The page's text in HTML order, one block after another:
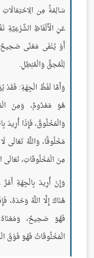
سَالِمَةٌ مِن
عَنِ الْأَلْفَاظِ الشَّرْعِيَّةِ
أَوْ يُنْفَى مَعْنًى
لِلْمُحِقِّ وَالْمُبْطِلِ.
وَأَمَّا لَفْظُ الْجِهَةِ: فَقَدْ
هُوَ مَعْدُومٌ، وَمِنَ
وَالْمَخْلُوقُ، فَإِذَا أُرِيدَ
مَخْلُوقًا، وَاللَّهُ
مِنَ الْمَخْلُوقَاتِ، تَعَالَى
وَإِنْ أُرِيدَ بِالْجِهَةِ
هُنَاكَ إِلَّا اللَّهُ وَحْدَهُ،
فَهُوَ صَحِيحٌ،
الْمَخْلُوقَاتُ فَهُوَ فَوْقَ